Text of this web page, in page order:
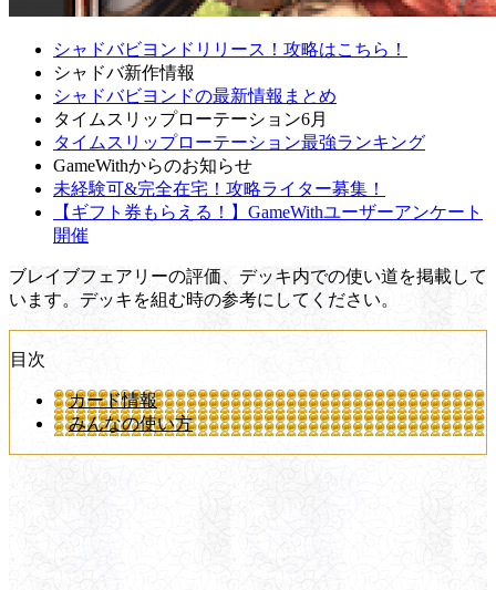
シャドバビヨンドリリース！攻略はこちら！
シャドバ新作情報
シャドバビヨンドの最新情報まとめ
タイムスリップローテーション6月
タイムスリップローテーション最強ランキング
GameWithからのお知らせ
未経験可&完全在宅！攻略ライター募集！
【ギフト券もらえる！】GameWithユーザーアンケート
開催
ブレイブフェアリーの評価、デッキ内での使い道を掲載して
います。デッキを組む時の参考にしてください。
目次
カード情報
みんなの使い方